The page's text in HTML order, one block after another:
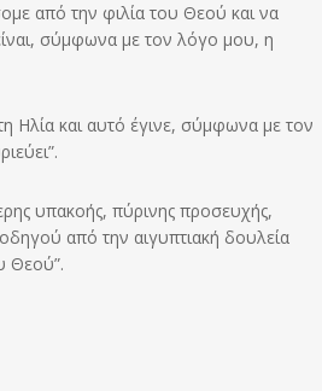
από την φιλία του Θεού και να
σύμφωνα με τον λόγο μου, η
και αυτό έγινε, σύμφωνα με τον
υπακοής, πύρινης προσευχής,
από την αιγυπτιακή δουλεία
Θεού”.